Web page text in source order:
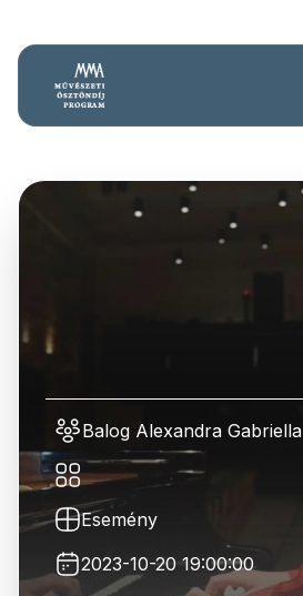
Balog Alexandra Gabriella
Esemény
2023-10-20 19:00:00